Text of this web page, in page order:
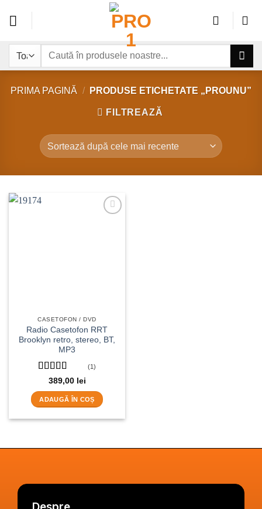
Caută
PRIMA PAGINĂ / PRODUSE ETICHETATE „PROUNU”
FILTREAZĂ
CASETOFON / DVD
Radio Casetofon RRT
Brooklyn retro, stereo, BT,
MP3
Evaluat la5
din 5
(1)
389,00 lei
ADAUGĂ ÎN COȘ